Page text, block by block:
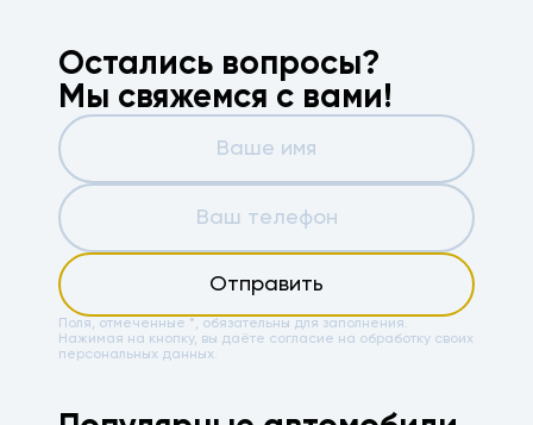
Остались вопросы?
Мы свяжемся с вами!
Отправить
Поля, отмеченные *, обязательны для заполнения.
Нажимая на кнопку, вы даёте согласие на обработку своих
персональных данных.